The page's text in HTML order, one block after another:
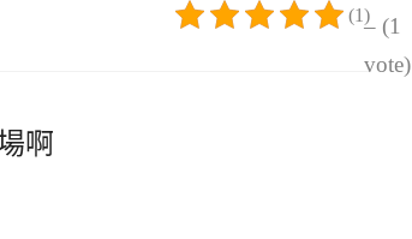
– (1
vote)
(1)
啊